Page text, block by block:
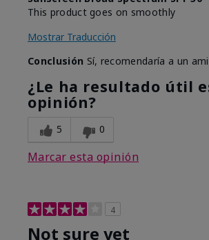
This product goes on smoothly
Mostrar Traducción
Conclusión Sí, recomendaría a un
¿Le ha resultado útil
opinión?
5 0
Marcar esta opinión
4
Not sure yet